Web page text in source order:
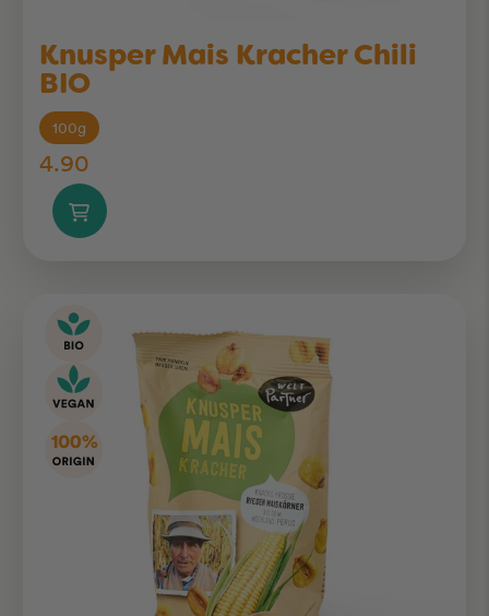
Knusper Mais Kracher Chili
BIO
100g
4.90